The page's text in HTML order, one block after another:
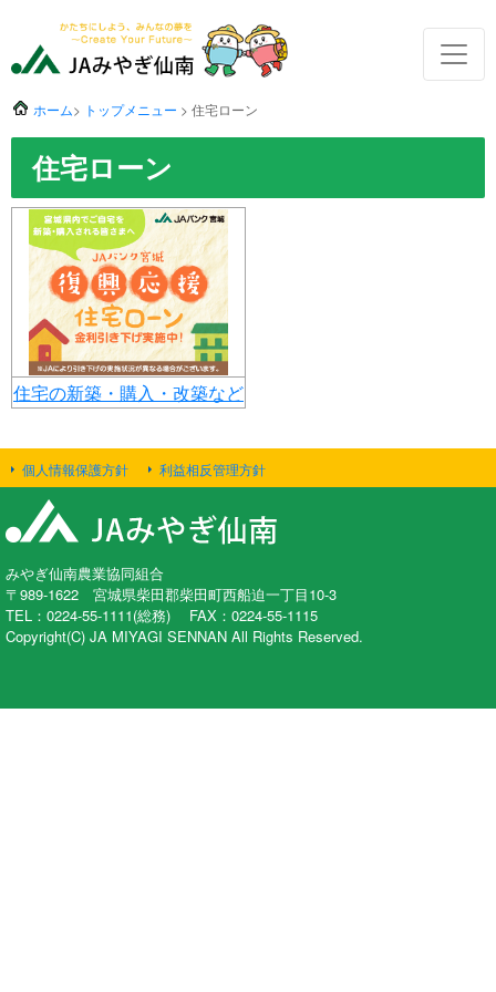
ホーム> トップメニュー > 住宅ローン
住宅ローン
住宅の新築・購入・改築など
個人情報保護方針 利益相反管理方針
みやぎ仙南農業協同組合
〒989-1622 宮城県柴田郡柴田町西船迫一丁目10-3
TEL：0224-55-1111(総務) FAX：0224-55-1115
Copyright(C) JA MIYAGI SENNAN All Rights Reserved.